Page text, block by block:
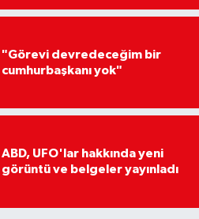
"Görevi devredeceğim bir
cumhurbaşkanı yok"
ABD, UFO'lar hakkında yeni
görüntü ve belgeler yayınladı